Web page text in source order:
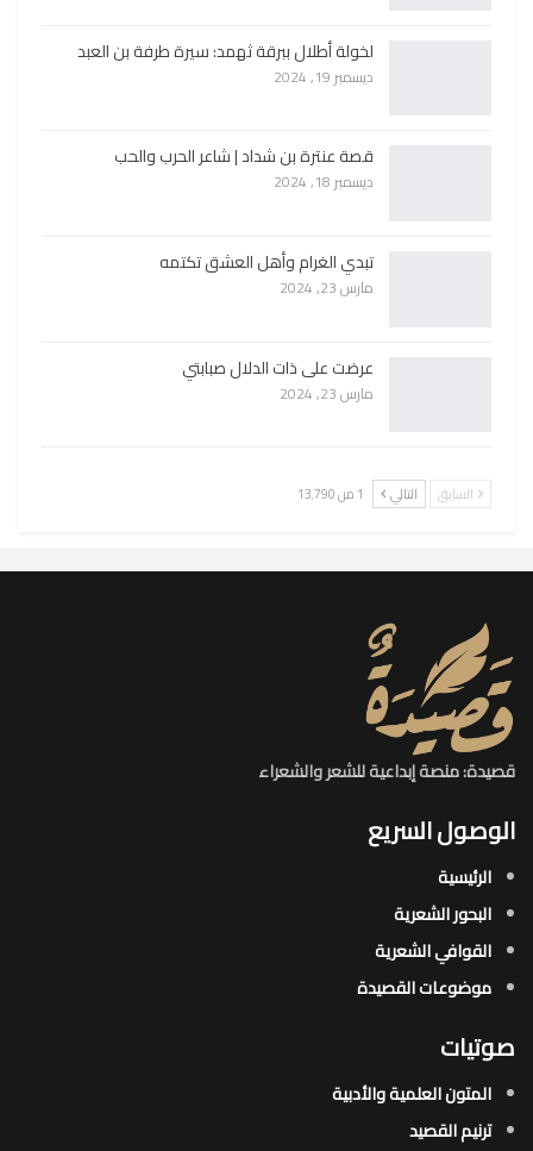
لخولة أطلال ببرقة ثهمد: سيرة طرفة بن العبد
ديسمبر 19, 2024
قصة عنترة بن شداد | شاعر الحرب والحب
ديسمبر 18, 2024
تبدي الغرام وأهل العشق تكتمه
مارس 23, 2024
عرضت على ذات الدلال صبابتي
مارس 23, 2024
السابق التالي 1 من 13٬790
قصيدة: منصة إبداعية للشعر والشعراء
الوصول السريع
الرئيسية
البحور الشعرية​
القوافي الشعرية​
موضوعات القصيدة​
صوتيات
المتون العلمية والأدبية
ترنيم القصيد